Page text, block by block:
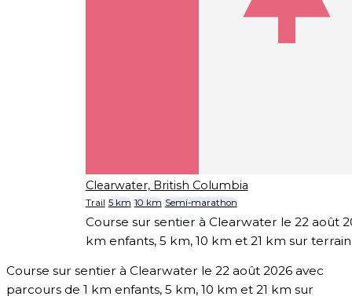
Clearwater, British Columbia
Trail 5 km 10 km Semi-marathon
Course sur sentier à Clearwater le 22 août
km enfants, 5 km, 10 km et 21 km sur
Course sur sentier à Clearwater le 22 août 2026 avec
parcours de 1 km enfants, 5 km, 10 km et 21 km sur